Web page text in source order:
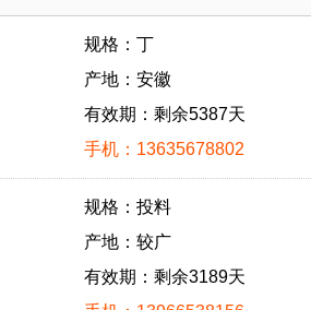
规格：丁
产地：安徽
有效期：剩余5387天
手机：13635678802
规格：投料
产地：较广
有效期：剩余3189天